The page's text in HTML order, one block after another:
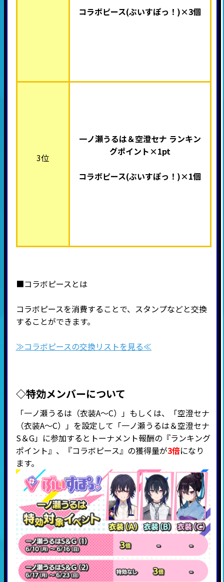
コラボピース(ぶいすぽっ！ )×3個
3位
一ノ瀬うるは＆空澄セナ ランキン
グポイント×1pt
コラボピース(ぶいすぽっ！)×1個
■コラボピースとは
コラボピースを消費することで、スタンプなどと交換
することができます。
≫コラボピースの交換リストを見る≪
◇特効メンバーについて
「一ノ瀬うるは（衣装A～C）」もしくは、「空澄セナ
（衣装A～C）」を設定して「一ノ瀬うるは＆空澄セナ
S＆G」に参加するとトーナメント報酬の『ランキング
ポイント』、『コラボピース』の獲得量が3倍になり
ます。